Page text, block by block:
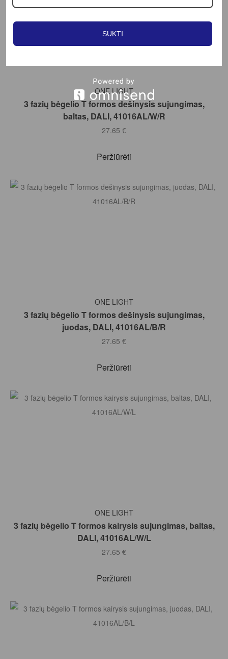
Į KREPŠELĮ
ONE LIGHT
3 fazių bėgelio T formos dešinysis sujungimas,
baltas, DALI, 41016AL/W/R
27.65 €
Peržiūrėti
Į KREPŠELĮ
ONE LIGHT
3 fazių bėgelio T formos dešinysis sujungimas,
juodas, DALI, 41016AL/B/R
27.65 €
Peržiūrėti
Į KREPŠELĮ
ONE LIGHT
3 fazių bėgelio T formos kairysis sujungimas, baltas,
DALI, 41016AL/W/L
27.65 €
Peržiūrėti
SUKTI